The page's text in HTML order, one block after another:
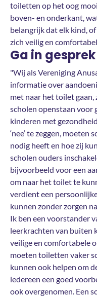
toiletten op het oog
boven- en onderkant,
belangrijk dat elk kind,
zich veilig en
Ga in
"Wij als Vereniging
informatie over
met naar het toilet
scholen openstaan voor
kinderen met
‘nee’ te zeggen,
nodig heeft en hoe zij
scholen ouders
bijvoorbeeld voor een
om naar het toilet te
verdient een
kunnen zonder zorgen
Ik ben een voorstander
leerkrachten van buiten
veilige en comfortabele
moeten toiletten vaker
kunnen ook helpen om
iedereen een goed
ook overgenomen. Een